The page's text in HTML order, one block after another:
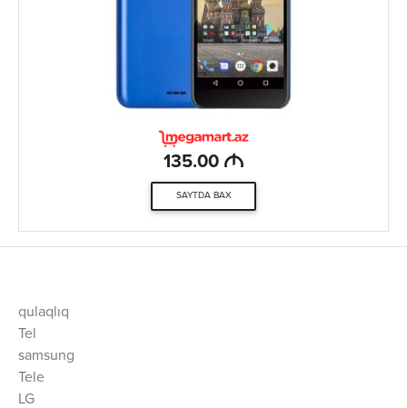
135.00 M
SAYTDA BAX
qulaqlıq
Tel
samsung
Tele
LG